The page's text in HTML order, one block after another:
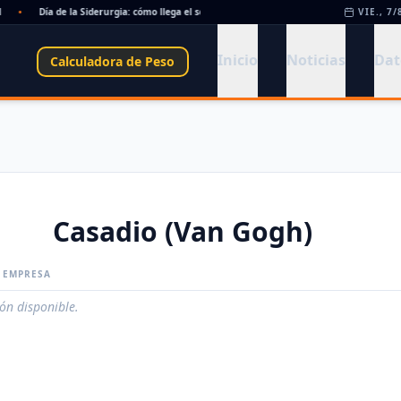
Día de la Siderurgia: cómo llega el sector al aniversario 78 del legado de Savio •
VIE., 7/
Calculadora de Peso Inicio Noticias
Casadio (Van Gogh)
disponible.